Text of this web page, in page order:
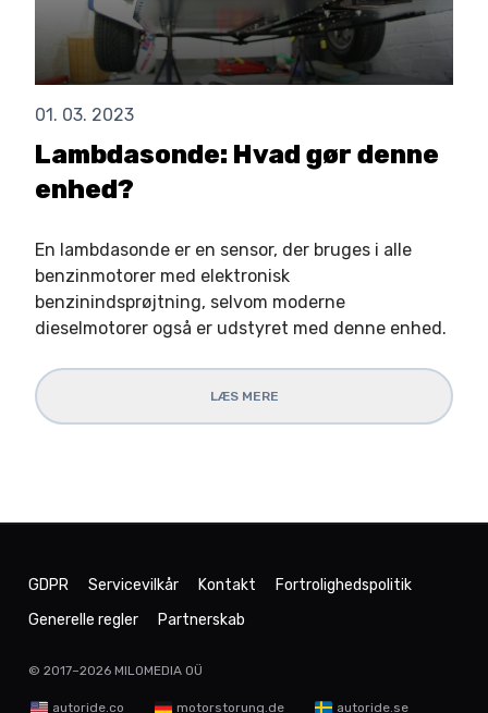
01. 03. 2023
Lambdasonde: Hvad gør denne
enhed?
En lambdasonde er en sensor, der bruges i alle
benzinmotorer med elektronisk
benzinindsprøjtning, selvom moderne
dieselmotorer også er udstyret med denne enhed.
LÆS MERE
GDPR Servicevilkår Kontakt
Fortrolighedspolitik
Generelle regler
Partnerskab
© 2017–2026 MILOMEDIA OÜ
autoride.co motorstorung.de autoride.se